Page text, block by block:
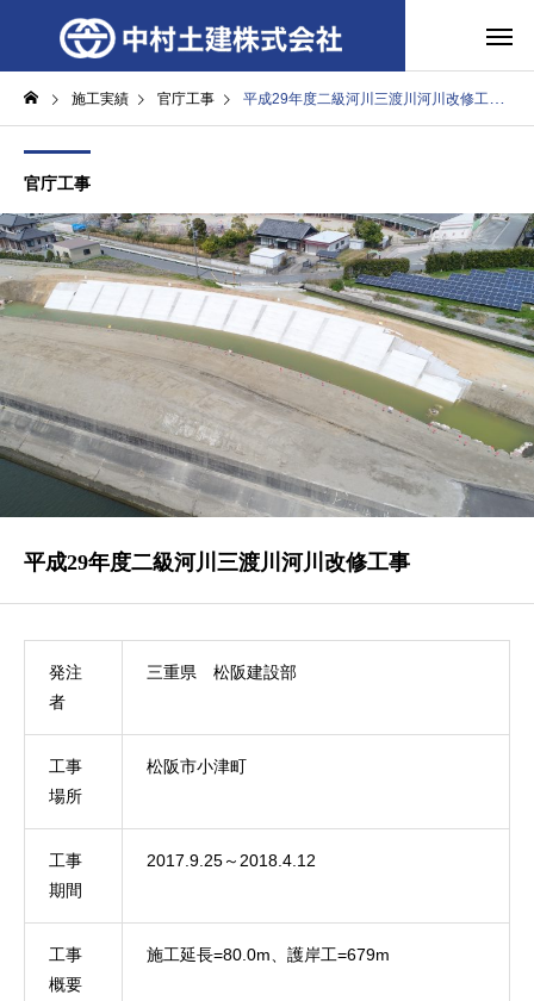
施工実績 官庁工事 平成29年度二級河川三渡川河川改修工事
官庁工事
平成29年度二級河川三渡川河川改修工事
発注
者
三重県 松阪建設部
工事
場所
松阪市小津町
工事
期間
2017.9.25～2018.4.12
工事
概要
施工延長=80.0m、護岸工=679m